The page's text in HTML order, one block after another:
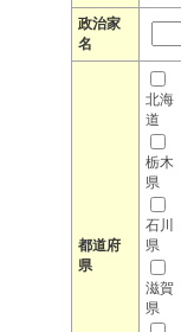
政治家
名
都道府
県
北海
道
栃木
県
石川
県
滋賀
県